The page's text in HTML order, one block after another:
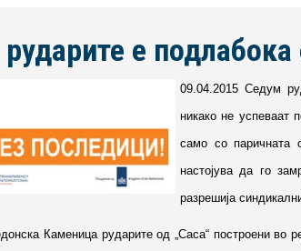
е подлабока
09.04.2015 Седум
никако не успеваат
само со паричната
настојува да го
разрешија
Каменица рударите од „Саса“ построени во